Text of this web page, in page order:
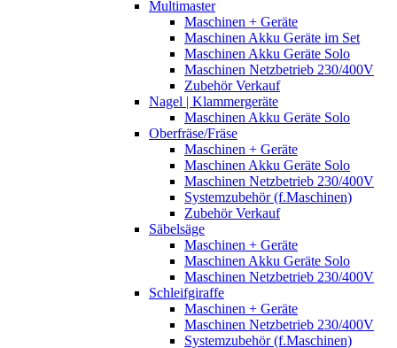
Multimaster
Maschinen + Geräte
Maschinen Akku Geräte im Set
Maschinen Akku Geräte Solo
Maschinen Netzbetrieb 230/400V
Zubehör Verkauf
Nagel | Klammergeräte
Maschinen Akku Geräte Solo
Oberfräse/Fräse
Maschinen + Geräte
Maschinen Akku Geräte Solo
Maschinen Netzbetrieb 230/400V
Systemzubehör (f.Maschinen)
Zubehör Verkauf
Säbelsäge
Maschinen + Geräte
Maschinen Akku Geräte Solo
Maschinen Netzbetrieb 230/400V
Schleifgiraffe
Maschinen + Geräte
Maschinen Netzbetrieb 230/400V
Systemzubehör (f.Maschinen)